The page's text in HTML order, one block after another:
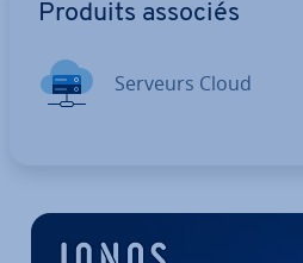
Produits associés
Serveurs Cloud